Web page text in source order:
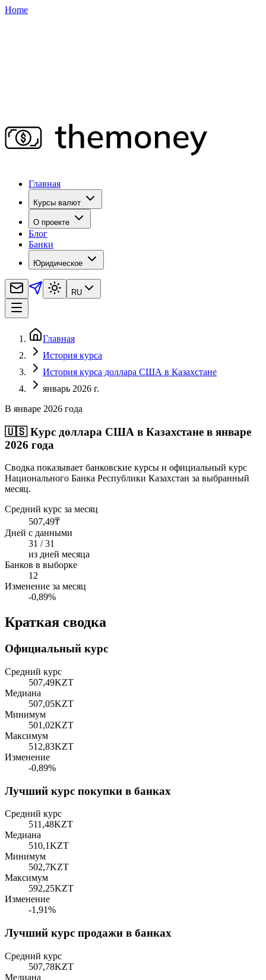
Home
Главная
Курсы валют
О проекте
Блог
Банки
Юридическое
RU
Главная
История курса
История курса доллара США в Казахстане
январь 2026 г.
В январе 2026 года
🇺🇸 Курс доллара США в Казахстане в январе
2026 года
Сводка показывает банковские курсы и официальный курс
Национального Банка Республики Казахстан за выбранный
месяц.
Средний курс за месяц
507,49₸
Дней с данными
31 / 31
из дней месяца
Банков в выборке
12
Изменение за месяц
-0,89%
Краткая сводка
Официальный курс
Средний курс
507,49KZT
Медиана
507,05KZT
Минимум
501,02KZT
Максимум
512,83KZT
Изменение
-0,89%
Лучший курс покупки в банках
Средний курс
511,48KZT
Медиана
510,1KZT
Минимум
502,7KZT
Максимум
592,25KZT
Изменение
-1,91%
Лучший курс продажи в банках
Средний курс
507,78KZT
Медиана